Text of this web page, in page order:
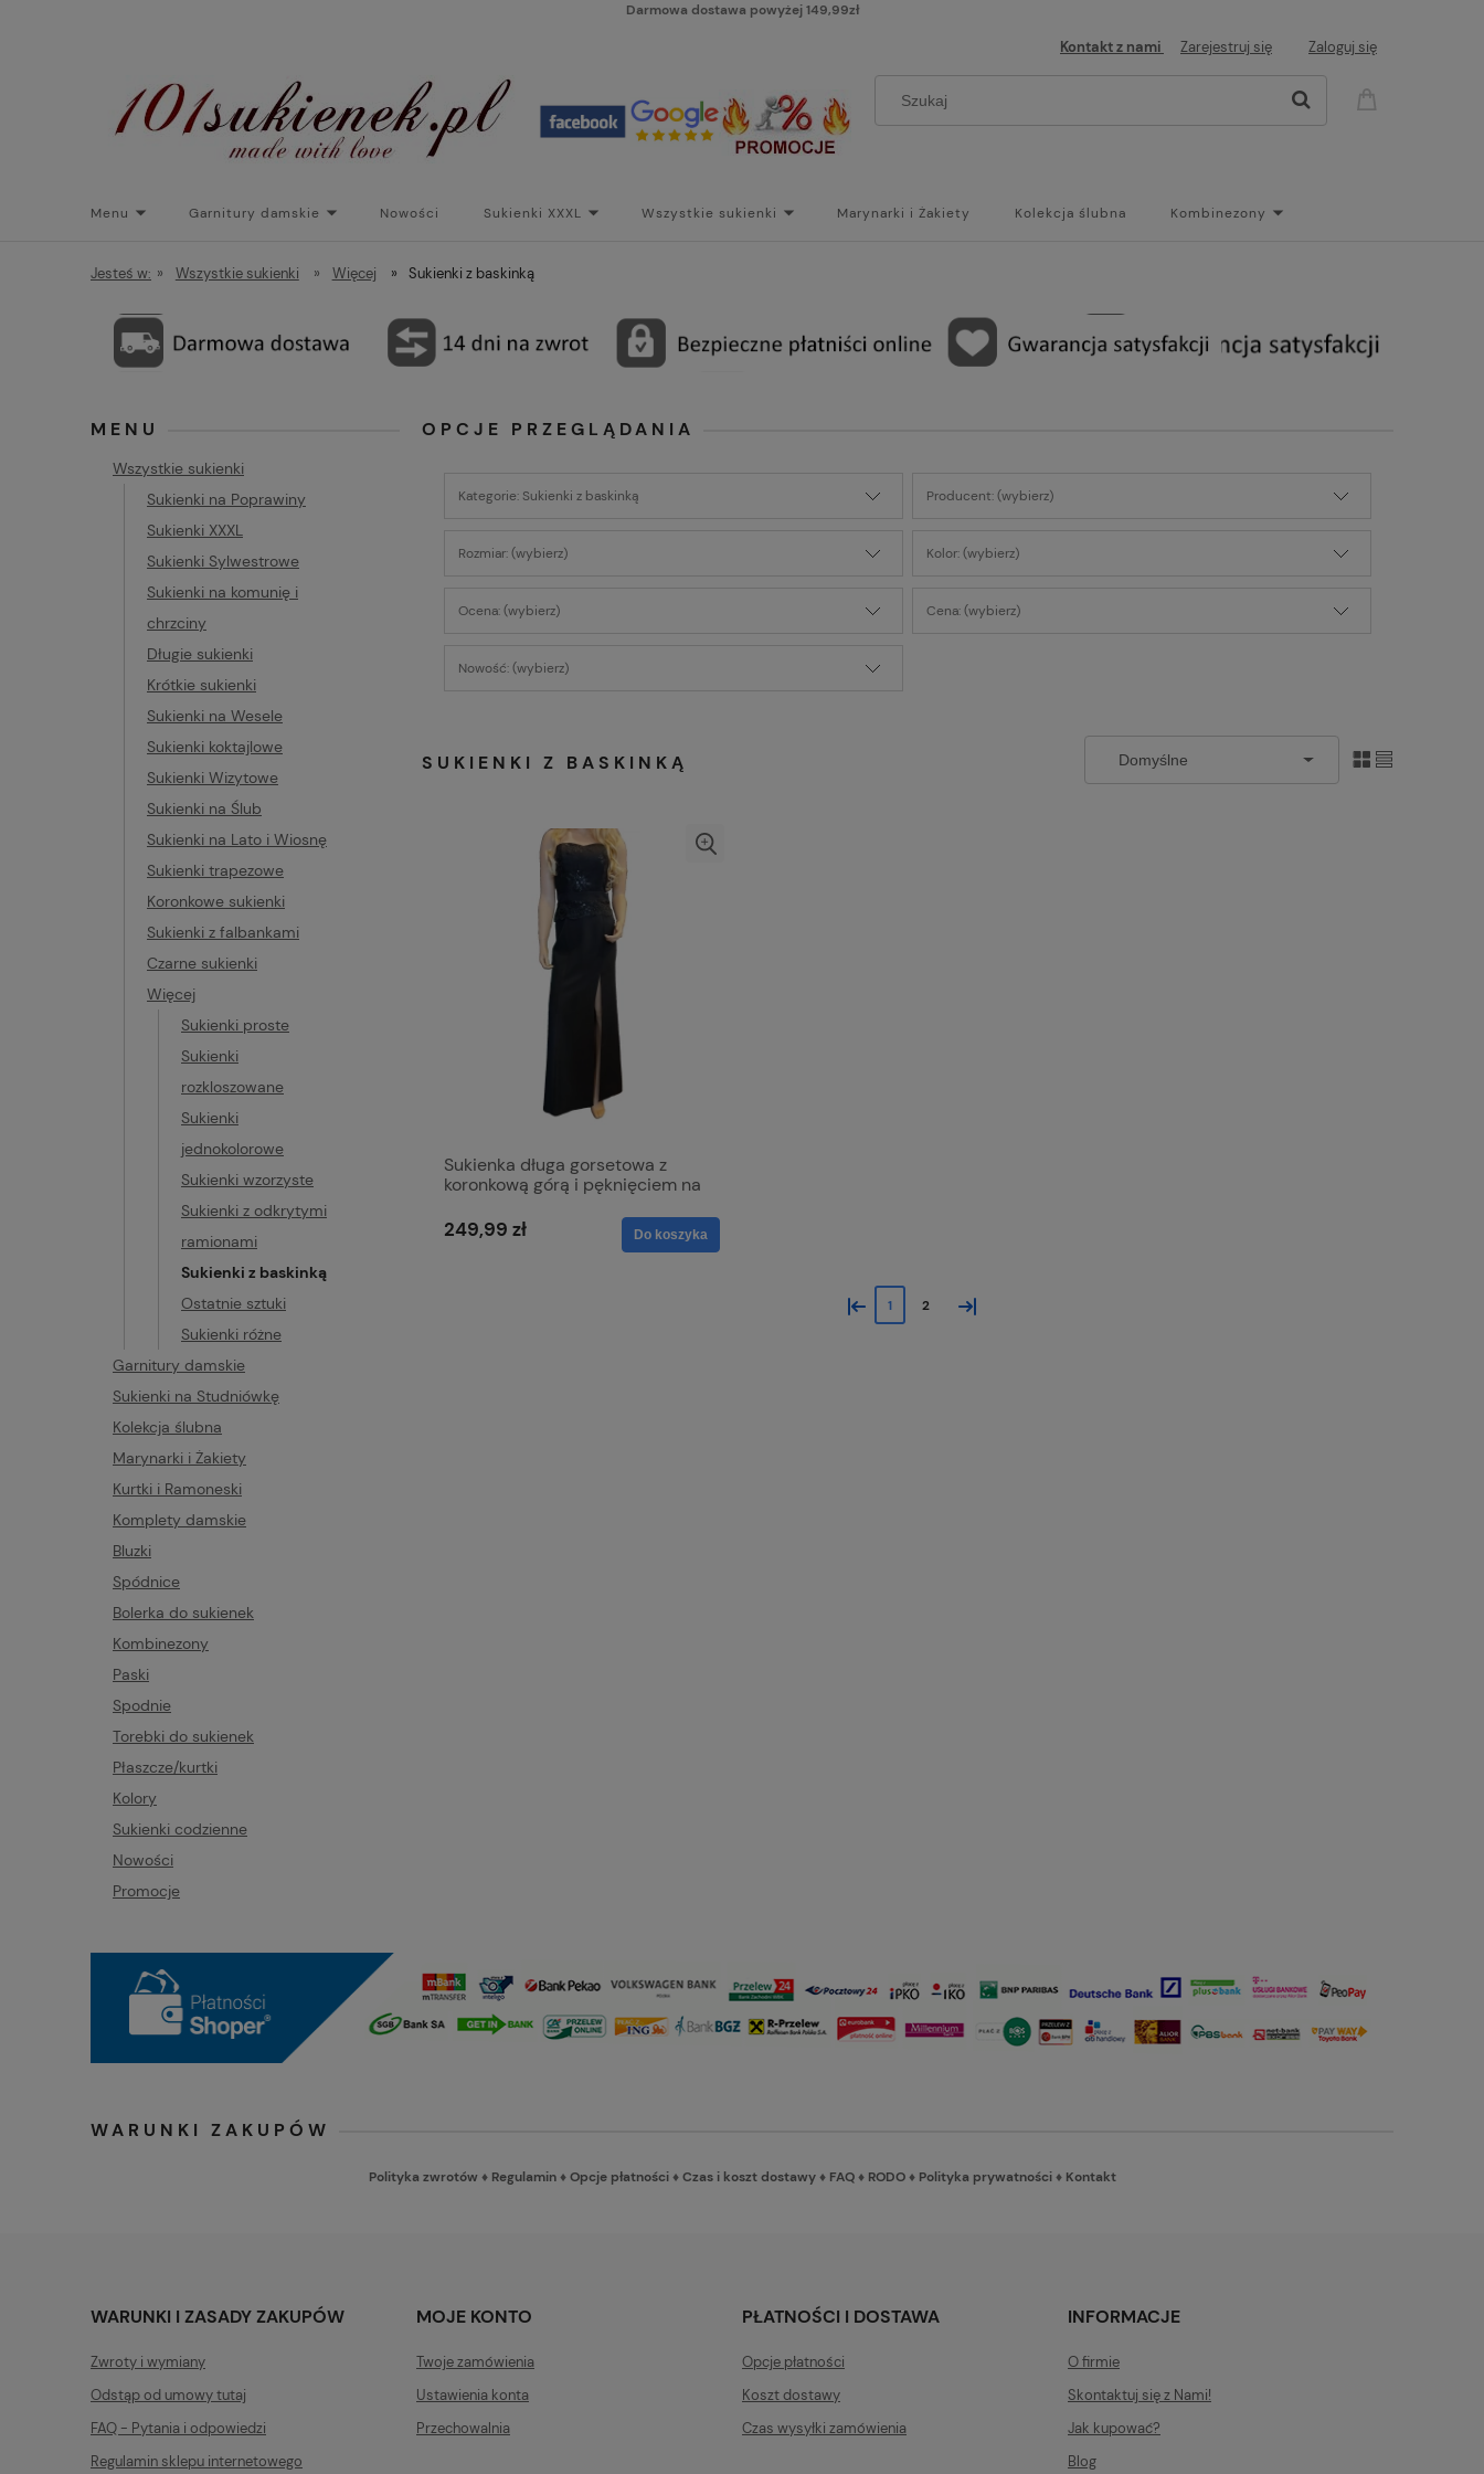
Darmowa dostawa powyżej 149,99zł
Kontakt z nami Zarejestruj się Zaloguj się
Menu Garnitury damskie Nowości Sukienki XXXL Wszystkie sukienki Marynarki i Żakiety Kolekcja ślubna Kombinezony
Torebki do sukienek Promocje Płaszcze/kurtki
Jesteś w: » Wszystkie sukienki » Więcej » Sukienki z baskinką
MENU
Wszystkie sukienki
Sukienki na Poprawiny
Sukienki XXXL
Sukienki Sylwestrowe
Sukienki na komunię i
chrzciny
Długie sukienki
Krótkie sukienki
Sukienki na Wesele
Sukienki koktajlowe
Sukienki Wizytowe
Sukienki na Ślub
Sukienki na Lato i Wiosnę
Sukienki trapezowe
Koronkowe sukienki
Sukienki z falbankami
Czarne sukienki
Więcej
Sukienki proste
Sukienki
rozkloszowane
Sukienki
jednokolorowe
Sukienki wzorzyste
Sukienki z odkrytymi
ramionami
Sukienki z baskinką
Ostatnie sztuki
Sukienki różne
Garnitury damskie
Sukienki na Studniówkę
Kolekcja ślubna
Marynarki i Żakiety
Kurtki i Ramoneski
Komplety damskie
Bluzki
Spódnice
Bolerka do sukienek
Kombinezony
Paski
Spodnie
Torebki do sukienek
Płaszcze/kurtki
Kolory
Sukienki codzienne
Nowości
Promocje
OPCJE PRZEGLĄDANIA
Kategorie: Sukienki z baskinką Producent: (wybierz)
Rozmiar: (wybierz) Kolor: (wybierz)
Ocena: (wybierz) Cena: (wybierz)
Nowość: (wybierz)
SUKIENKI Z BASKINKĄ
Sukienka długa gorsetowa z
koronkową górą i pęknięciem na
249,99 zł Do koszyka
« 1 2 »
WARUNKI ZAKUPÓW
Polityka zwrotów ♦ Regulamin♦Opcje płatności♦Czas i koszt dostawy♦ FAQ♦ RODO♦ Polityka prywatności♦ Kontakt
WARUNKI I ZASADY ZAKUPÓW
Zwroty i wymiany
Odstąp od umowy tutaj
FAQ - Pytania i odpowiedzi
Regulamin sklepu internetowego
MOJE KONTO
Twoje zamówienia
Ustawienia konta
Przechowalnia
PŁATNOŚCI I DOSTAWA
Opcje płatności
Koszt dostawy
Czas wysyłki zamówienia
INFORMACJE
O firmie
Skontaktuj się z Nami!
Jak kupować?
Blog